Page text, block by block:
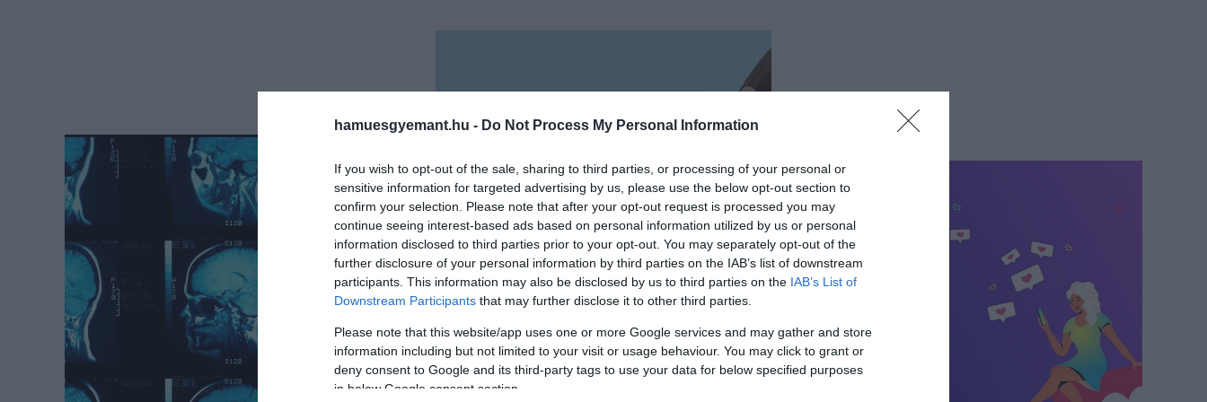
hamuesgyemant.hu - Do Not Process My Personal Information
If you wish to opt-out of the sale, sharing to third parties, or processing of your personal or
sensitive information for targeted advertising by us, please use the below opt-out section to
confirm your selection. Please note that after your opt-out request is processed you may
continue seeing interest-based ads based on personal information utilized by us or personal
information disclosed to third parties prior to your opt-out. You may separately opt-out of the
further disclosure of your personal information by third parties on the IAB’s list of downstream
participants. This information may also be disclosed by us to third parties on the IAB’s List of
Downstream Participants that may further disclose it to other third parties.
Please note that this website/app uses one or more Google services and may gather and store
information including but not limited to your visit or usage behaviour. You may click to grant or
deny consent to Google and its third-party tags to use your data for below specified purposes
in below Google consent section.
Az emberi fül egy csiga alakú,
folyadékkal töltött szervvel
2025. ÁPRILIS 9. ● HAMU ÉS GYÉMÁNT
Egy kutatás kimutatta: a
nők a világ minden